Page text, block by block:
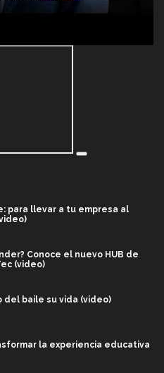
para llevar a tu empresa al
Conoce el nuevo HUB de
(video)
del baile su vida (video)
la experiencia educativa